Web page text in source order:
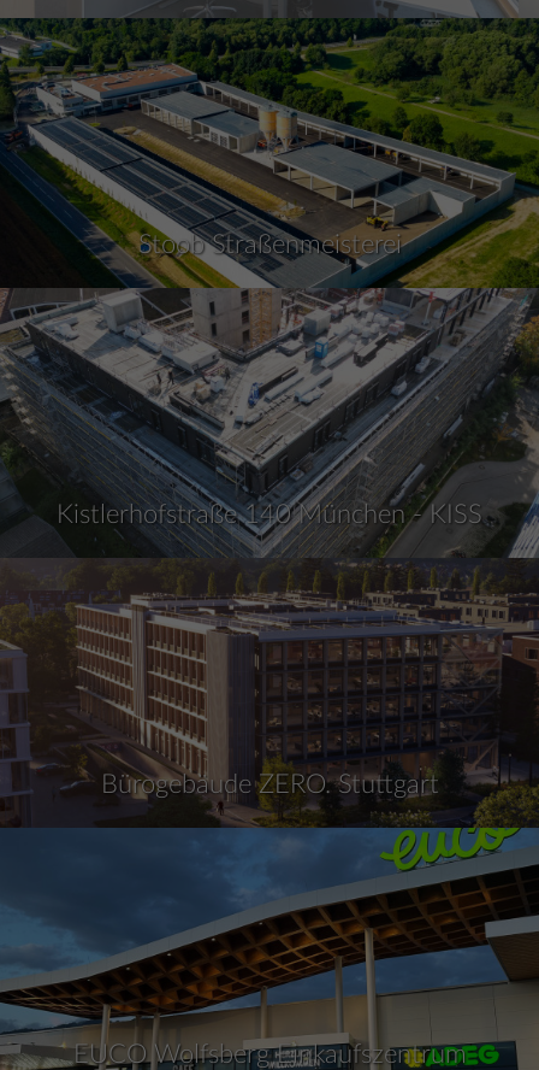
Stoob Straßenmeisterei
Kistlerhofstraße 140 München - KISS
Bürogebäude ZERO. Stuttgart
EUCO Wolfsberg Einkaufszentrum